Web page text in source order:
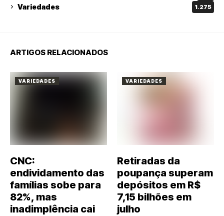
Variedades 1.275
ARTIGOS RELACIONADOS
VARIEDADES
CNC:
endividamento das
famílias sobe para
82%, mas
inadimplência cai
VARIEDADES
Retiradas da
poupança superam
depósitos em R$
7,15 bilhões em
julho